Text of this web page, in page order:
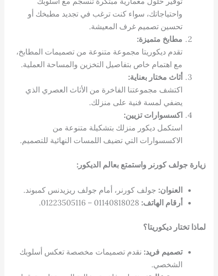
واحتياجاتك، سواء كنت ترغب في تجديد مطبخك أو
تحسين تصميم غرف المعيشة.
مطابخ متميزة:
تقدم ديكوريتا مجموعة متنوعة من تصميمات المطابخ،
مع اهتمام خاص بتفاصيل التخزين والمساحة العملية.
أثاث مختار بعناية:
اكتشف مجموعتنا الفاخرة من الأثاث العصري الذي
يضفي لمسة فنية على منزلك.
اكسسوارات تزيين:
استكمل ديكور منزلك بتشكيلة متنوعة من
الاكسسوارات التي تضيف اللمسات النهائية للتصميم.
زيارة جولف كورنر واستمتع بعالم الديكور:
العنوان: جولف كورنر، أمام جولف ريزيدنس كمبوند.
أرقام الهاتف:
لماذا تختار ديكوريتا؟
تصميم فريد: نقدم تصميمات مخصصة تعكس أسلوبك
الشخصي.